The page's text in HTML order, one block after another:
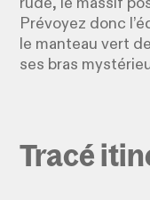
rude, le massif
Prévoyez donc
le manteau vert
ses bras
Tracé